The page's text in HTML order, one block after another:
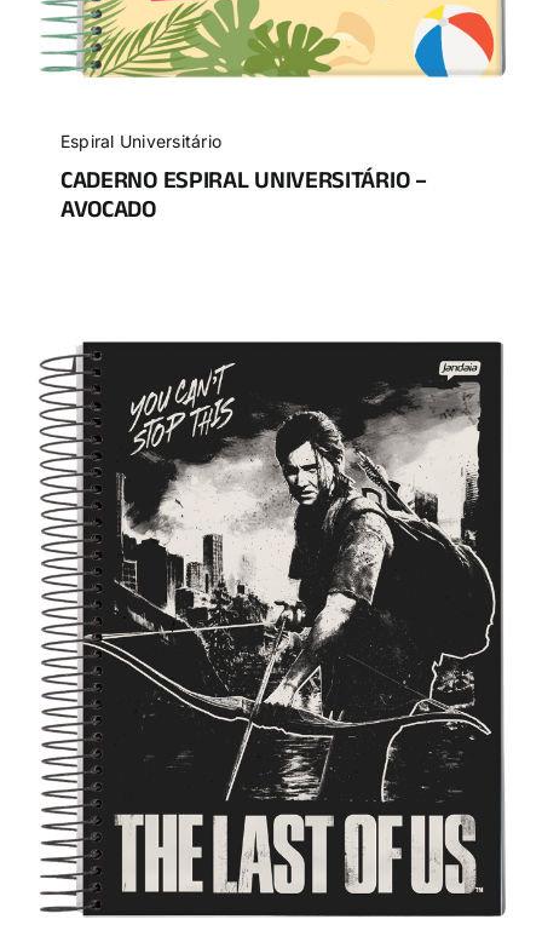
Espiral Universitário
CADERNO ESPIRAL UNIVERSITÁRIO –
AVOCADO